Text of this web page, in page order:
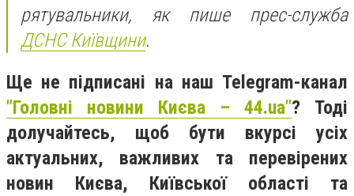
рятувальники, як пише прес-служба
ДСНС Київщини.
Ще не підписані на наш Telegram-канал
"Головні новини Києва – 44.ua"? Тоді
долучайтесь, щоб бути вкурсі усіх
актуальних, важливих та перевірених
новин Києва, Київської області та